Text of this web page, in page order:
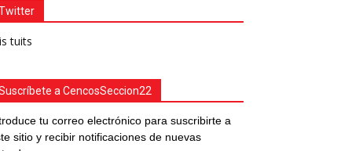
tuits
a CencosSeccion22
tu correo electrónico para suscribirte a
sitio y recibir notificaciones de nuevas